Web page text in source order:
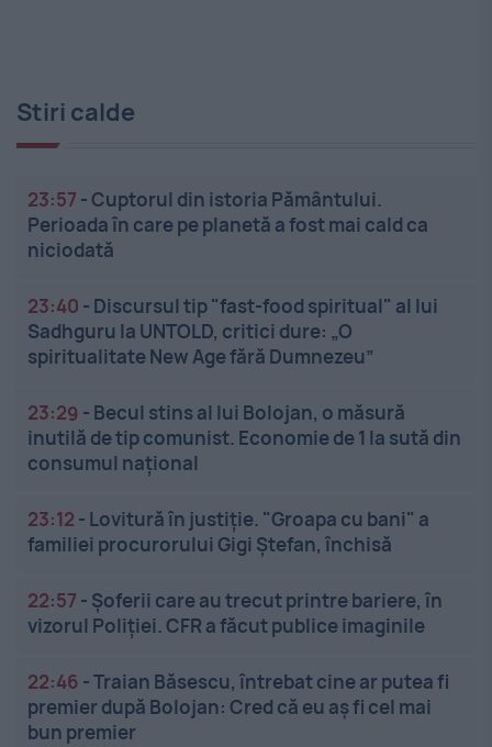
Stiri calde
23:57 -Cuptorul din istoria Pământului.
Perioada în care pe planetă a fost mai cald ca
niciodată
23:40 - Discursul tip "fast-food spiritual" al lui
Sadhguru la UNTOLD, critici dure: „O
spiritualitate New Age fără Dumnezeu”
23:29 - Becul stins al lui Bolojan, o măsură
inutilă de tip comunist. Economie de 1 la sută din
consumul național
23:12 - Lovitură în justiție. "Groapa cu bani" a
familiei procurorului Gigi Ștefan, închisă
22:57 - Șoferii care au trecut printre bariere, în
vizorul Poliției. CFR a făcut publice imaginile
22:46 -Traian Băsescu, întrebat cine ar putea fi
premier după Bolojan: Cred că eu aș fi cel mai
bun premier